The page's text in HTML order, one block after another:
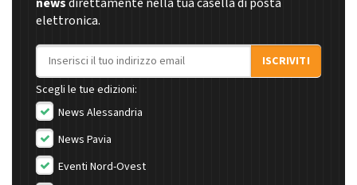
elettronica.
Indirizzo email
ISCRIVITI
Scegli le tue edizioni:
News Alessandria
News Pavia
Eventi Nord-Ovest